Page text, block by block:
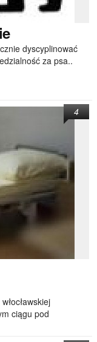
dyscyplinować
za psa..
ciągu pod
4